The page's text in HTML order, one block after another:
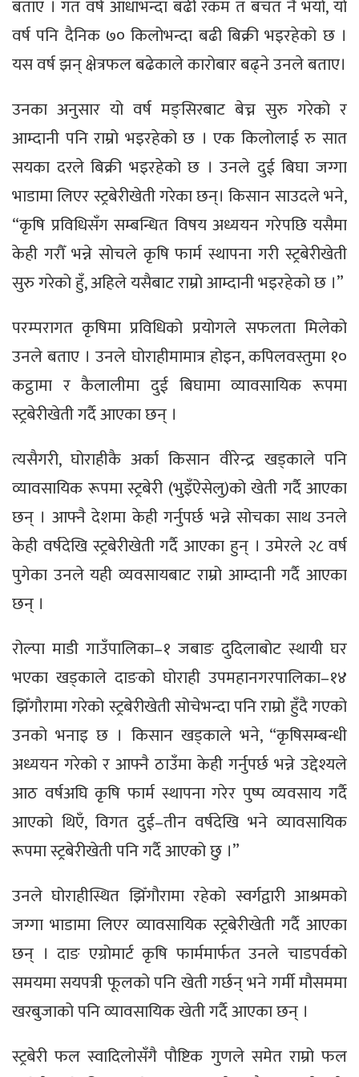
बताए । गत वर्ष आधाभन्दा बढी रकम त बचत नै भयो, यो
वर्ष पनि दैनिक ७० किलोभन्दा बढी बिक्री भइरहेको छ ।
यस वर्ष झन् क्षेत्रफल बढेकाले कारोबार बढ्ने उनले बताए।
उनका अनुसार यो वर्ष मङ्सिरबाट बेच्न सुरु गरेको र
आम्दानी पनि राम्रो भइरहेको छ । एक किलोलाई रु सात
सयका दरले बिक्री भइरहेको छ । उनले दुई बिघा जग्गा
भाडामा लिएर स्ट्रबेरीखेती गरेका छन्। किसान साउदले भने,
“कृषि प्रविधिसँग सम्बन्धित विषय अध्ययन गरेपछि यसैमा
केही गरौँ भन्ने सोचले कृषि फार्म स्थापना गरी स्ट्रबेरीखेती
सुरु गरेको हुँ, अहिले यसैबाट राम्रो आम्दानी भइरहेको छ ।”
परम्परागत कृषिमा प्रविधिको प्रयोगले सफलता मिलेको
उनले बताए । उनले घोराहीमामात्र होइन, कपिलवस्तुमा १०
कट्ठामा र कैलालीमा दुई बिघामा व्यावसायिक रूपमा
स्ट्रबेरीखेती गर्दै आएका छन् ।
त्यसैगरी, घोराहीकै अर्का किसान वीरेन्द्र खड्काले पनि
व्यावसायिक रूपमा स्ट्रबेरी (भुइँऐसेलु)को खेती गर्दै आएका
छन् । आफ्नै देशमा केही गर्नुपर्छ भन्ने सोचका साथ उनले
केही वर्षदेखि स्ट्रबेरीखेती गर्दै आएका हुन् । उमेरले २८ वर्ष
पुगेका उनले यही व्यवसायबाट राम्रो आम्दानी गर्दै आएका
छन् ।
रोल्पा माडी गाउँपालिका–१ जबाङ दुदिलाबोट स्थायी घर
भएका खड्काले दाङको घोराही उपमहानगरपालिका–१४
झिँगौरामा गरेको स्ट्रबेरीखेती सोचेभन्दा पनि राम्रो हुँदै गएको
उनको भनाइ छ । किसान खड्काले भने, “कृषिसम्बन्धी
अध्ययन गरेको र आफ्नै ठाउँमा केही गर्नुपर्छ भन्ने उद्देश्यले
आठ वर्षअघि कृषि फार्म स्थापना गरेर पुष्प व्यवसाय गर्दै
आएको थिएँ, विगत दुई–तीन वर्षदेखि भने व्यावसायिक
रूपमा स्ट्रबेरीखेती पनि गर्दै आएको छु ।”
उनले घोराहीस्थित झिँगौरामा रहेको स्वर्गद्वारी आश्रमको
जग्गा भाडामा लिएर व्यावसायिक स्ट्रबेरीखेती गर्दै आएका
छन् । दाङ एग्रोमार्ट कृषि फार्ममार्फत उनले चाडपर्वको
समयमा सयपत्री फूलको पनि खेती गर्छन् भने गर्मी मौसममा
खरबुजाको पनि व्यावसायिक खेती गर्दै आएका छन् ।
स्ट्रबेरी फल स्वादिलोसँगै पौष्टिक गुणले समेत राम्रो फल